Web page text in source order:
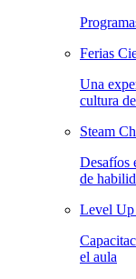
Ferias
Una
cultura
Steam
Desafíos
de
Level
el aula